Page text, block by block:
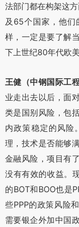
法部门都在构架这
及65个国家，他们
样，一定是要了解
下上世纪80年代欧
王健（中钢国际工
业走出去以后，面
类是国别风险，包
内政策稳定的风险
理，技术是否能够
金融风险，项目有
没有有效的收益。
的BOT和BOO也是
些PPP的政策风险
需要银企外加中国